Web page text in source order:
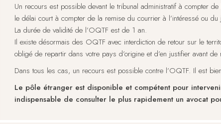
Un recours est possible devant le tribunal administratif à compter
le délai court à compter de la remise du courrier à l’intéressé ou
La durée de validité de l’OQTF est de 1 an.
Il existe désormais des OQTF avec interdiction de retour sur le
obligé de repartir dans votre pays d’origine et d’en justifier avant de
Dans tous les cas, un recours est possible contre l’OQTF. Il est
Le pôle étranger est disponible et compétent pour
indispensable de consulter le plus rapidement un avocat